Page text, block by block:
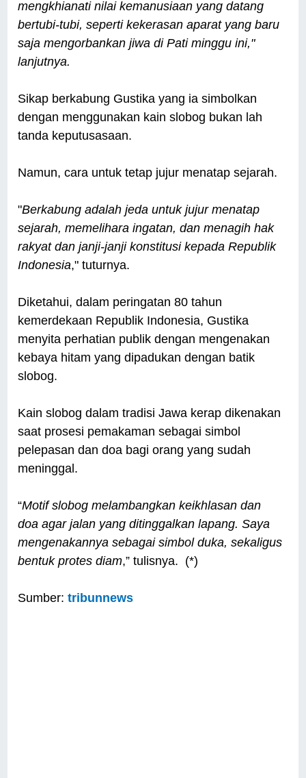
mengkhianati nilai kemanusiaan yang datang
bertubi-tubi, seperti kekerasan aparat yang baru
saja mengorbankan jiwa di Pati minggu ini,"
lanjutnya.
Sikap berkabung Gustika yang ia simbolkan
dengan menggunakan kain slobog bukan lah
tanda keputusasaan.
Namun, cara untuk tetap jujur menatap sejarah.
"Berkabung adalah jeda untuk jujur menatap
sejarah, memelihara ingatan, dan menagih hak
rakyat dan janji-janji konstitusi kepada Republik
Indonesia," tuturnya.
Diketahui, dalam peringatan 80 tahun
kemerdekaan Republik Indonesia, Gustika
menyita perhatian publik dengan mengenakan
kebaya hitam yang dipadukan dengan batik
slobog.
Kain slobog dalam tradisi Jawa kerap dikenakan
saat prosesi pemakaman sebagai simbol
pelepasan dan doa bagi orang yang sudah
meninggal.
“Motif slobog melambangkan keikhlasan dan
doa agar jalan yang ditinggalkan lapang. Saya
mengenakannya sebagai simbol duka, sekaligus
bentuk protes diam,” tulisnya. (*)
Sumber:tribunnews